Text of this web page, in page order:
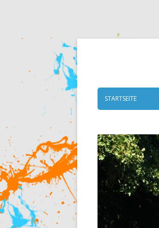
STARTSEITE